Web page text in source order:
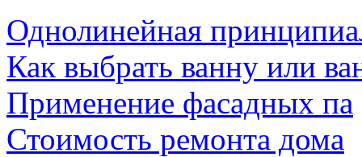
Однолинейная
Как выбрать ванну или
Применение фасадных па
Стоимость ремонта дома